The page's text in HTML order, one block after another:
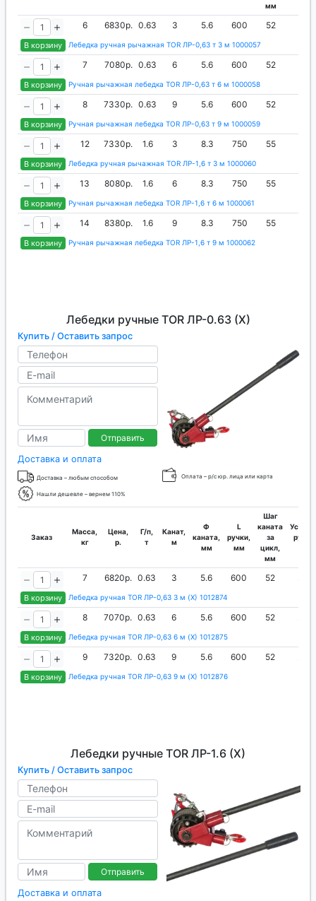
мм
В корзину
6 6830р. 0.63 3 5.6 600 52
Лебедка ручная рычажная TOR ЛР-0,63 т 3 м 1000057
В корзину
7 7080р. 0.63 6 5.6 600 52
Ручная рычажная лебедка TOR ЛР-0,63 т 6 м 1000058
В корзину
8 7330р. 0.63 9 5.6 600 52
Ручная рычажная лебедка TOR ЛР-0,63 т 9 м 1000059
В корзину
12 7330р. 1.6 3 8.3 750 55
Лебедка ручная рычажная TOR ЛР-1,6 т 3 м 1000060
В корзину
13 8080р. 1.6 6 8.3 750 55
Ручная рычажная лебедка TOR ЛР-1,6 т 6 м 1000061
В корзину
14 8380р. 1.6 9 8.3 750 55
Ручная рычажная лебедка TOR ЛР-1,6 т 9 м 1000062
Лебедки ручные TOR ЛР-0.63 (Х)
Купить / Оставить запрос
Отправить
Доставка и оплата
Доставка – любым способом Оплата – р/с юр. лица или карта
Нашли дешевле – вернем 110%
Заказ
Масса,
кг
Цена,
р.
Г/п,
т
Канат,
м
Ф
каната,
мм
L
ручки,
мм
Шаг
каната
за
цикл,
мм
Усилие
руки,
В корзину
7 6820р. 0.63 3 5.6 600 52
Лебедка ручная TOR ЛР-0,63 3 м (X) 1012874
В корзину
8 7070р. 0.63 6 5.6 600 52
Лебедка ручная TOR ЛР-0,63 6 м (X) 1012875
В корзину
9 7320р. 0.63 9 5.6 600 52
Лебедка ручная TOR ЛР-0,63 9 м (X) 1012876
Лебедки ручные TOR ЛР-1.6 (Х)
Купить / Оставить запрос
Отправить
Доставка и оплата